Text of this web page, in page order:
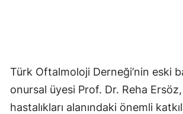
Türk Oftalmoloji Derneği’nin eski
onursal üyesi Prof. Dr. Reha
hastalıkları alanındaki önemli